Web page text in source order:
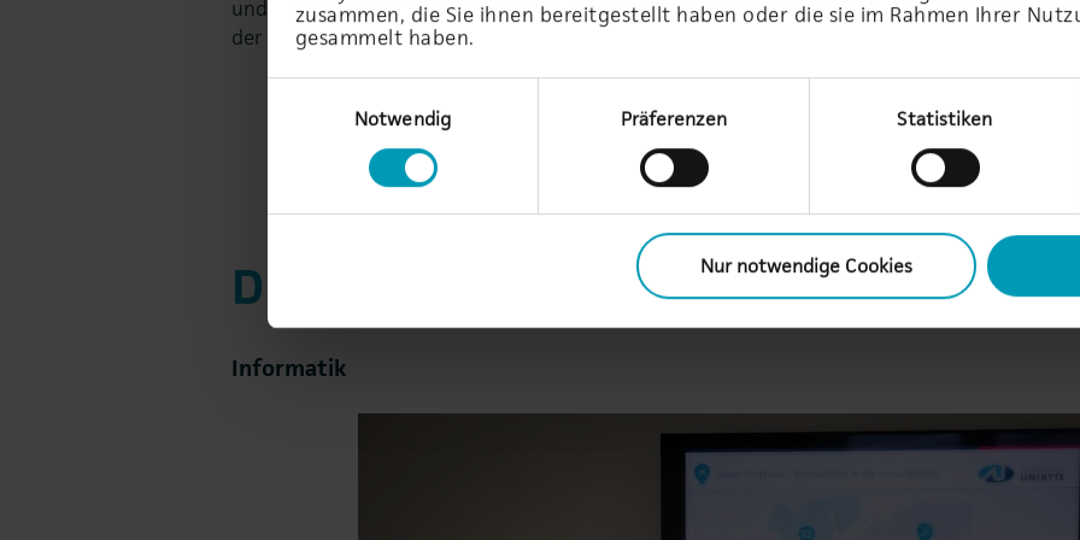
zusammen, die Sie ihnen bereitgestellt haben oder die sie im Rahmen Ihrer
gesammelt haben.
Notwendig
Präferenzen Statistiken
Nur notwendige Cookies
und bestens für die Herausforderungen
der Zukunft gewappnet.
Projektmanagement. So lernst du die
Projekte wirtschaftlich erfolgreich
umzusetzen.
Duales Studium
Informatik